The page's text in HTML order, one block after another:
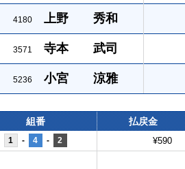
4180 上野 秀和
3571 寺本 武司
5236 小宮 涼雅
組番 払戻金
1 - 4 - 2 ¥590